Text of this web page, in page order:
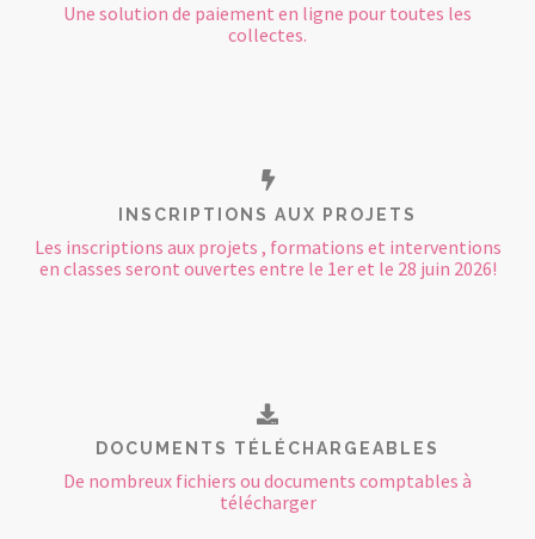
Une solution de paiement en ligne pour toutes les
collectes.
INSCRIPTIONS AUX PROJETS
Les inscriptions aux projets , formations et interventions
en classes seront ouvertes entre le 1er et le 28 juin 2026!
DOCUMENTS TÉLÉCHARGEABLES
De nombreux fichiers ou documents comptables à
télécharger